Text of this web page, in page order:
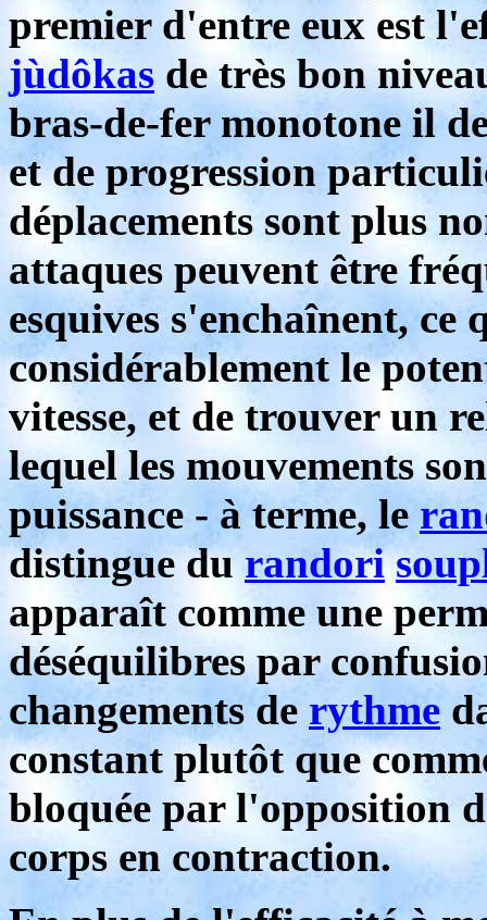
premier d'entre eux est
jùdôkas de très bon
bras-de-fer monotone il
et de progression
déplacements sont plus
attaques peuvent être
esquives s'enchaînent, ce
considérablement le
vitesse, et de trouver un
lequel les mouvements
puissance - à terme, le
distingue du randori
apparaît comme une
déséquilibres par
changements de rythme
constant plutôt que
bloquée par l'opposition
corps en contraction.